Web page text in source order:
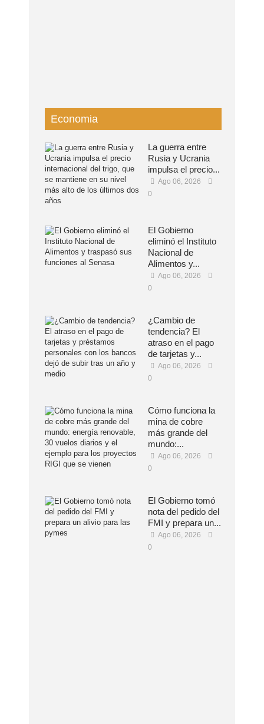
Economia
La guerra entre
Rusia y Ucrania
impulsa el precio...
Ago 06, 2026
0
El Gobierno
eliminó el Instituto
Nacional de
Alimentos y...
Ago 06, 2026
0
¿Cambio de
tendencia? El
atraso en el pago
de tarjetas y...
Ago 06, 2026
0
Cómo funciona la
mina de cobre
más grande del
mundo:...
Ago 06, 2026
0
El Gobierno tomó
nota del pedido del
FMI y prepara un...
Ago 06, 2026
0